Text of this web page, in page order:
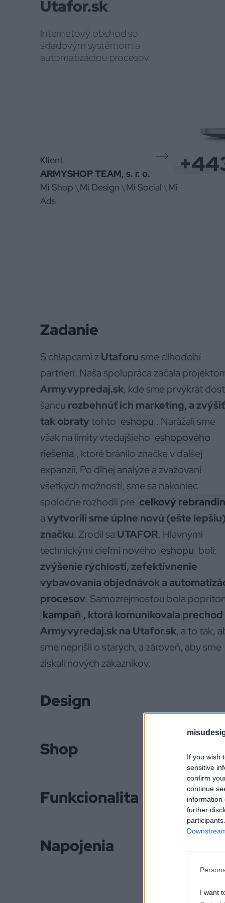
If you wish
sensitive
confirm
continue
information
further
I want
Utafor.sk
Internetový obchod so
skladovým systémom a
automatizáciou procesov
Klient
ARMYSHOP TEAM, s. r. o.
Mi Shop \Mi Design \Mi Social \Mi
Ads
Zadanie
S chlapcami zUtaforusme dlhodobí
partneri. Naša spolupráca začala
Armyvypredaj.sk, kde sme prvýkrát
šancu rozbehnúť ich marketing, a zvýšiť
tak obratytohto eshopu . Narážali sme
však na limity vtedajšieho eshopového
riešenia , ktoré bránilo značke v ďalšej
expanzii. Po dlhej analýze a zvažovaní
všetkých možností, sme sa nakoniec
spoločne rozhodli pre celkový
avytvorili sme úplne novú (ešte lepšiu)
značku. Zrodil sa UTAFOR. Hlavnými
technickými cieľmi nového eshopu boli:
zvýšenie rýchlosti, zefektívnenie
vybavovania objednávok a
procesov. Samozrejmosťou bola
kampaň , ktorá komunikovala prechod
Armyvyredaj.sk na Utafor.sk, a to tak,
sme neprišli o starých, a zároveň, aby sme
získali nových zákazníkov.
Design
Shop
Funkcionalita
Napojenia